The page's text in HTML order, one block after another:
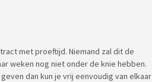
met proeftijd. Niemand zal dit de
weken nog niet onder de knie hebben.
dan kun je vrij eenvoudig van elkaar